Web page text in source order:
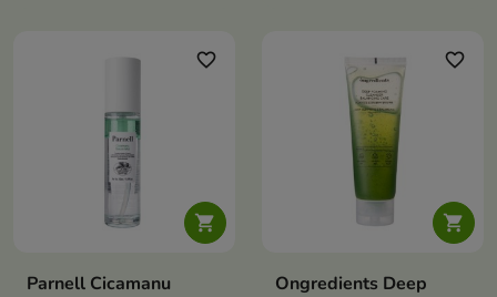

favorite_border
Parnell Cicamanu

favorite_border
Ongredients Deep